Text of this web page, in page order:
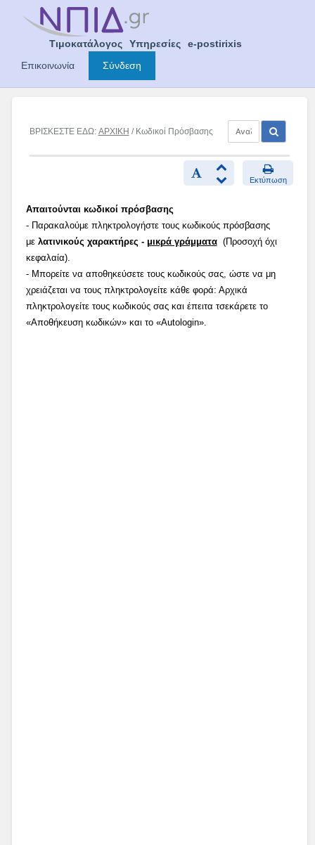
Τιμοκατάλογος Υπηρεσίες
e-postirixis
Επικοινωνία
Σύνδεση
ΒΡΙΣΚΕΣΤΕ ΕΔΩ: ΑΡΧΙΚΗ / Κωδικοί Πρόσβασης
Εκτύπωση
Απαιτούνται κωδικοί πρόσβασης
- Παρακαλούμε πληκτρολογήστε τους κωδικούς πρόσβασης
με λατινικούς χαρακτήρες - μικρά γράμματα(Προσοχή όχι
κεφαλαία).
- Μπορείτε να αποθηκεύσετε τους κωδικούς σας, ώστε να μη
χρειάζεται να τους πληκτρολογείτε κάθε φορά: Αρχικά
πληκτρολογείτε τους κωδικούς σας και έπειτα τσεκάρετε το
«Αποθήκευση κωδικών» και το «Autologin».